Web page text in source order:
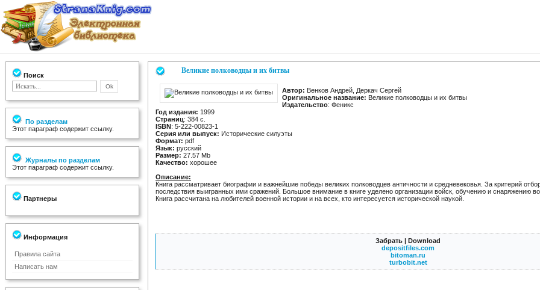
Поиск
По разделам
Этот параграф содержит ссылку.
Журналы по разделам
Этот параграф содержит ссылку.
Партнеры
Информация
Правила сайта
Написать нам
Великие полководцы и их битвы
Автор: Венков Андрей, Деркач Сергей
Оригинальное название: Великие полководцы и их битвы
Издательство: Феникс
Год издания: 1999
Страниц: 384 с.
ISBN: 5-222-00823-1
Серия или выпуск: Исторические силуэты
Формат: pdf
Язык: русский
Размер: 27.57 Mb
Качество: хорошее
Описание:
Книга рассматривает биографии и важнейшие победы великих полководцев античности и средневековья. За критерий
последствия выигранных ими сражений. Большое внимание в книге уделено организации войск, обучению и снаряжению
Книга рассчитана на любителей военной истории и на всех, кто интересуется исторической наукой.
Забрать | Download
depositfiles.com
bitoman.ru
turbobit.net